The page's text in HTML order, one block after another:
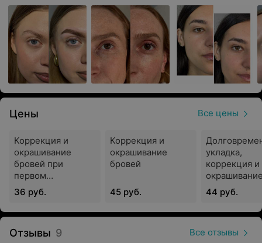
Цены Все цены
Коррекция и
окрашивание
бровей при
первом
посещении (по
промокоду
«зеленый»)
36 руб.
Коррекция и
окрашивание
бровей
45 руб.
укладка,
коррекция и
бровей при
первом
посещении
«зеленый»)
44 руб.
Отзывы 9 Все отзывы